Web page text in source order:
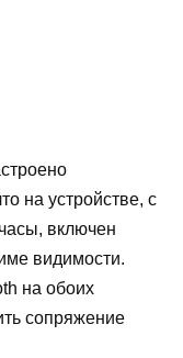
на устройстве, с
включен
видимости.
на обоих
сопряжение